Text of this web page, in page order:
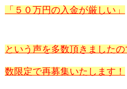
「５０万円の入金が厳しい」
という声を多数頂きました
数限定で再募集いたします！